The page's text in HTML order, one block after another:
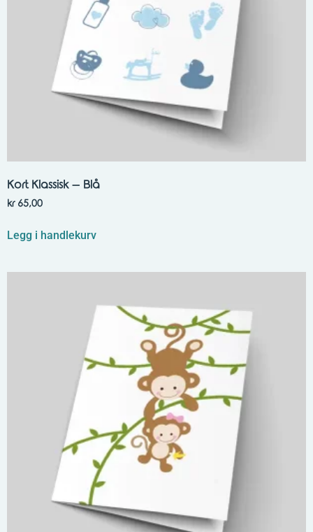
Kort Klassisk – Blå
kr65,00
Legg i handlekurv